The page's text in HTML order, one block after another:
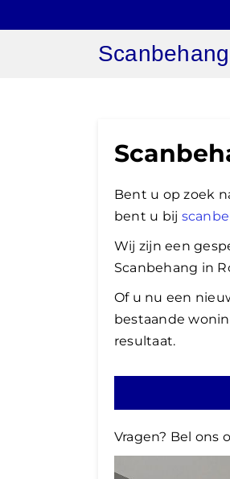
naar
Scanbehang
Bent u op zoek
bent u bij
Wij zijn een
Scanbehang in
Of u nu een
bestaande
resultaat.
Vragen? Bel ons